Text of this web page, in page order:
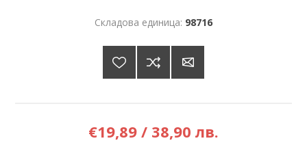
Складова единица: 98716
€19,89 / 38,90 лв.